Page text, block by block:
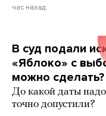
час назад
В суд подали
«Яблоко» с
можно сделать?
До какой даты
точно допустили?